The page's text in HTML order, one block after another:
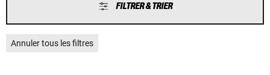
FILTRER & TRIER
Annuler tous les filtres